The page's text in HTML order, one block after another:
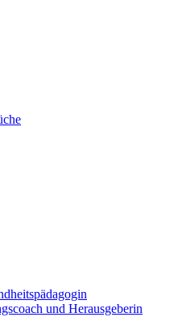
und Herausgeberin